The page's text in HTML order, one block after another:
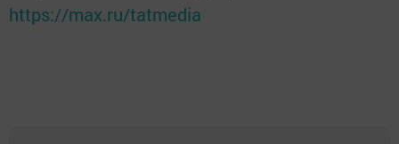
https://max.ru/tatmedia